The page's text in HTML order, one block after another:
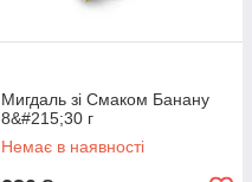
Мигдаль зі Смаком Банану
8&#215;30 г
Немає в наявності